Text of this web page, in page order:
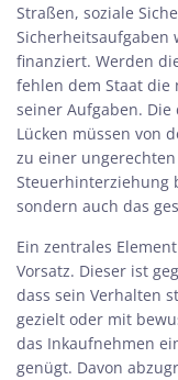
Straßen, soziale
Sicherheitsaufgaben
finanziert. Werden
fehlen dem Staat die
seiner Aufgaben.
Lücken müssen von
zu einer
Steuerhinterziehung
sondern auch das
Ein zentrales
Vorsatz. Dieser ist
dass sein Verhalten
gezielt oder mit
das Inkaufnehmen
genügt. Davon